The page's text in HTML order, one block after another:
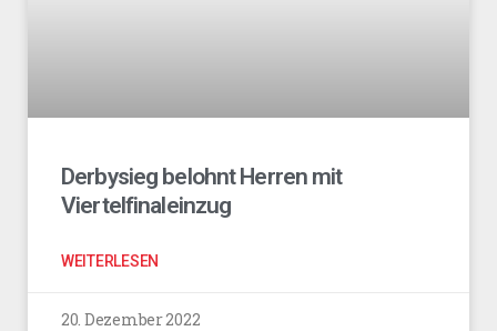
Derbysieg belohnt Herren mit
Viertelfinaleinzug
WEITERLESEN
20. Dezember 2022